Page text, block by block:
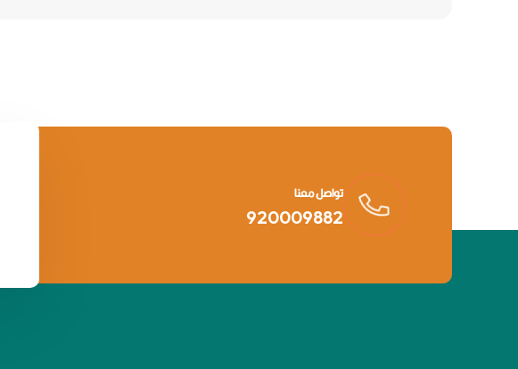
تواصل معنا
920009882